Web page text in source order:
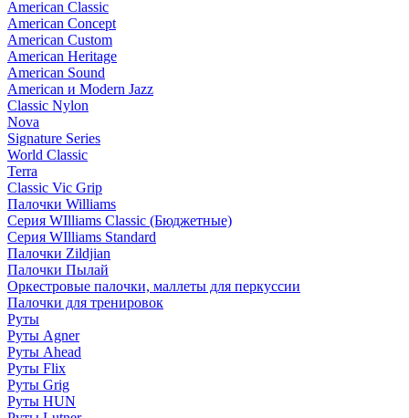
American Classic
American Concept
American Custom
American Heritage
American Sound
American и Modern Jazz
Classic Nylon
Nova
Signature Series
World Classic
Terra
Classic Vic Grip
Палочки Williams
Серия WIlliams Classic (Бюджетные)
Серия WIlliams Standard
Палочки Zildjian
Палочки Пылай
Оркестровые палочки, маллеты для перкуссии
Палочки для тренировок
Руты
Руты Agner
Руты Ahead
Руты Flix
Руты Grig
Руты HUN